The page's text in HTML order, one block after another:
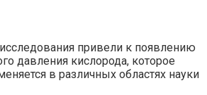
привели к появлению
давления кислорода, которое
в различных областях науки